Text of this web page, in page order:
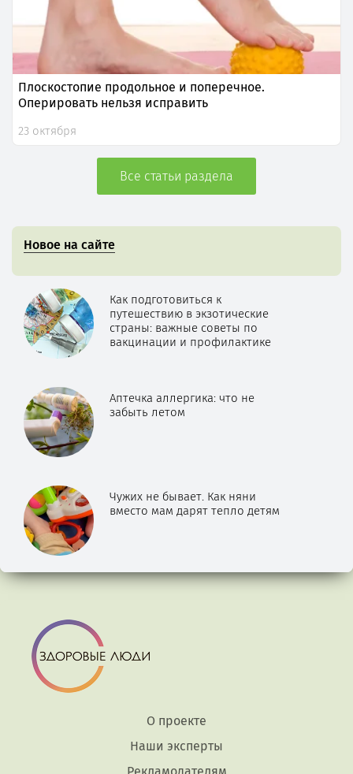
Плоскостопие продольное и поперечное.
Оперировать нельзя исправить
23 октября
Все статьи раздела
Новое на сайте
Как подготовиться к
путешествию в экзотические
страны: важные советы по
вакцинации и профилактике
Аптечка аллергика: что не
забыть летом
Чужих не бывает. Как няни
вместо мам дарят тепло детям
О проекте
Наши эксперты